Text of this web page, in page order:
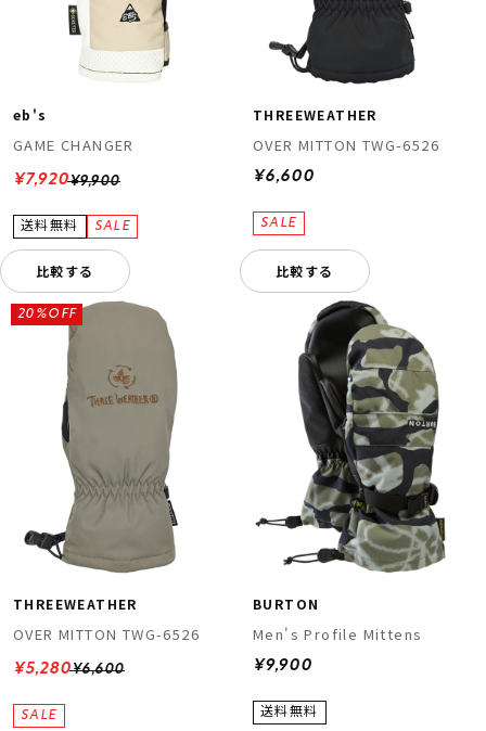
eb's
GAME CHANGER
¥9,900
¥7,920
比較する
THREEWEATHER
OVER MITTON TWG-6526
¥6,600
比較する
THREEWEATHER
OVER MITTON TWG-6526
¥6,600
20%OFF
¥5,280
BURTON
Men's Profile Mittens
¥9,900